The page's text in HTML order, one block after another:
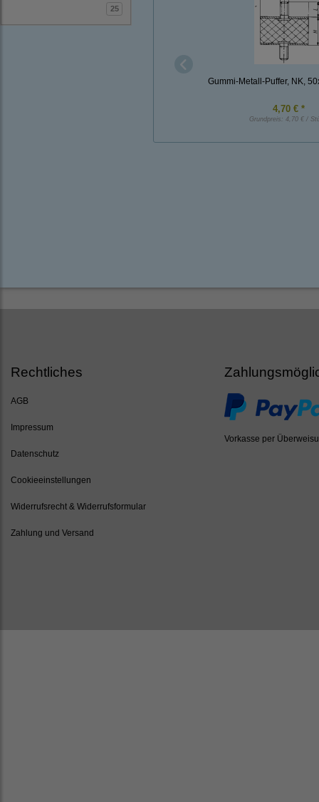
25
Gummi-Metall-Puffer, NK,
4,70 € *
Grundpreis: 4,70 € /
Rechtliches
AGB
Impressum
Datenschutz
Cookieeinstellungen
Widerrufsrecht & Widerrufsformular
Zahlung und Versand
Vorkasse per